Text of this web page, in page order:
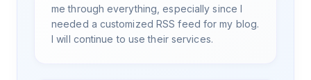
me through everything, especially since I
needed a customized RSS feed for my blog.
I will continue to use their services.